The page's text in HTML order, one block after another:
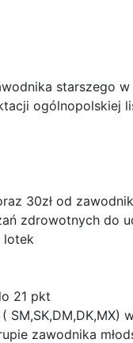
starszego
ogólnopolskiej
30zł od
zdrowotnych do
lotek
21 pkt
zawodnika